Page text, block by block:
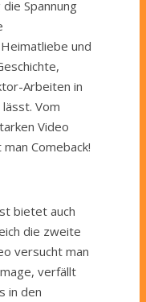
Spannung
und
Arbeiten in
Vom
Video
Comeback!
bietet auch
die zweite
versucht man
verfällt
in den